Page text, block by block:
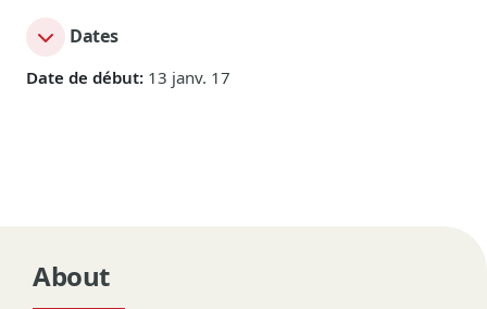
Dates
Date de début: 13 janv. 17
About